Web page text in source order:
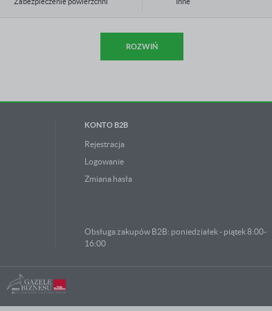
Kąt łuku 90 °
ROZWIŃ
KONTO B2B
Rejestracja
Logowanie
Zmiana hasła
Obsługa zakupów B2B: poniedziałek - piątek 8:00-
16:00